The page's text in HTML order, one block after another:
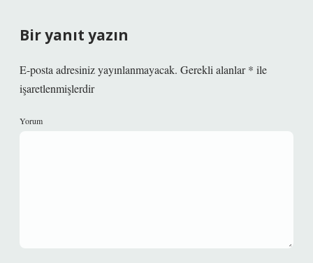
Bir yanıt yazın
E-posta adresiniz yayınlanmayacak. Gerekli alanlar* ile
işaretlenmişlerdir
Yorum